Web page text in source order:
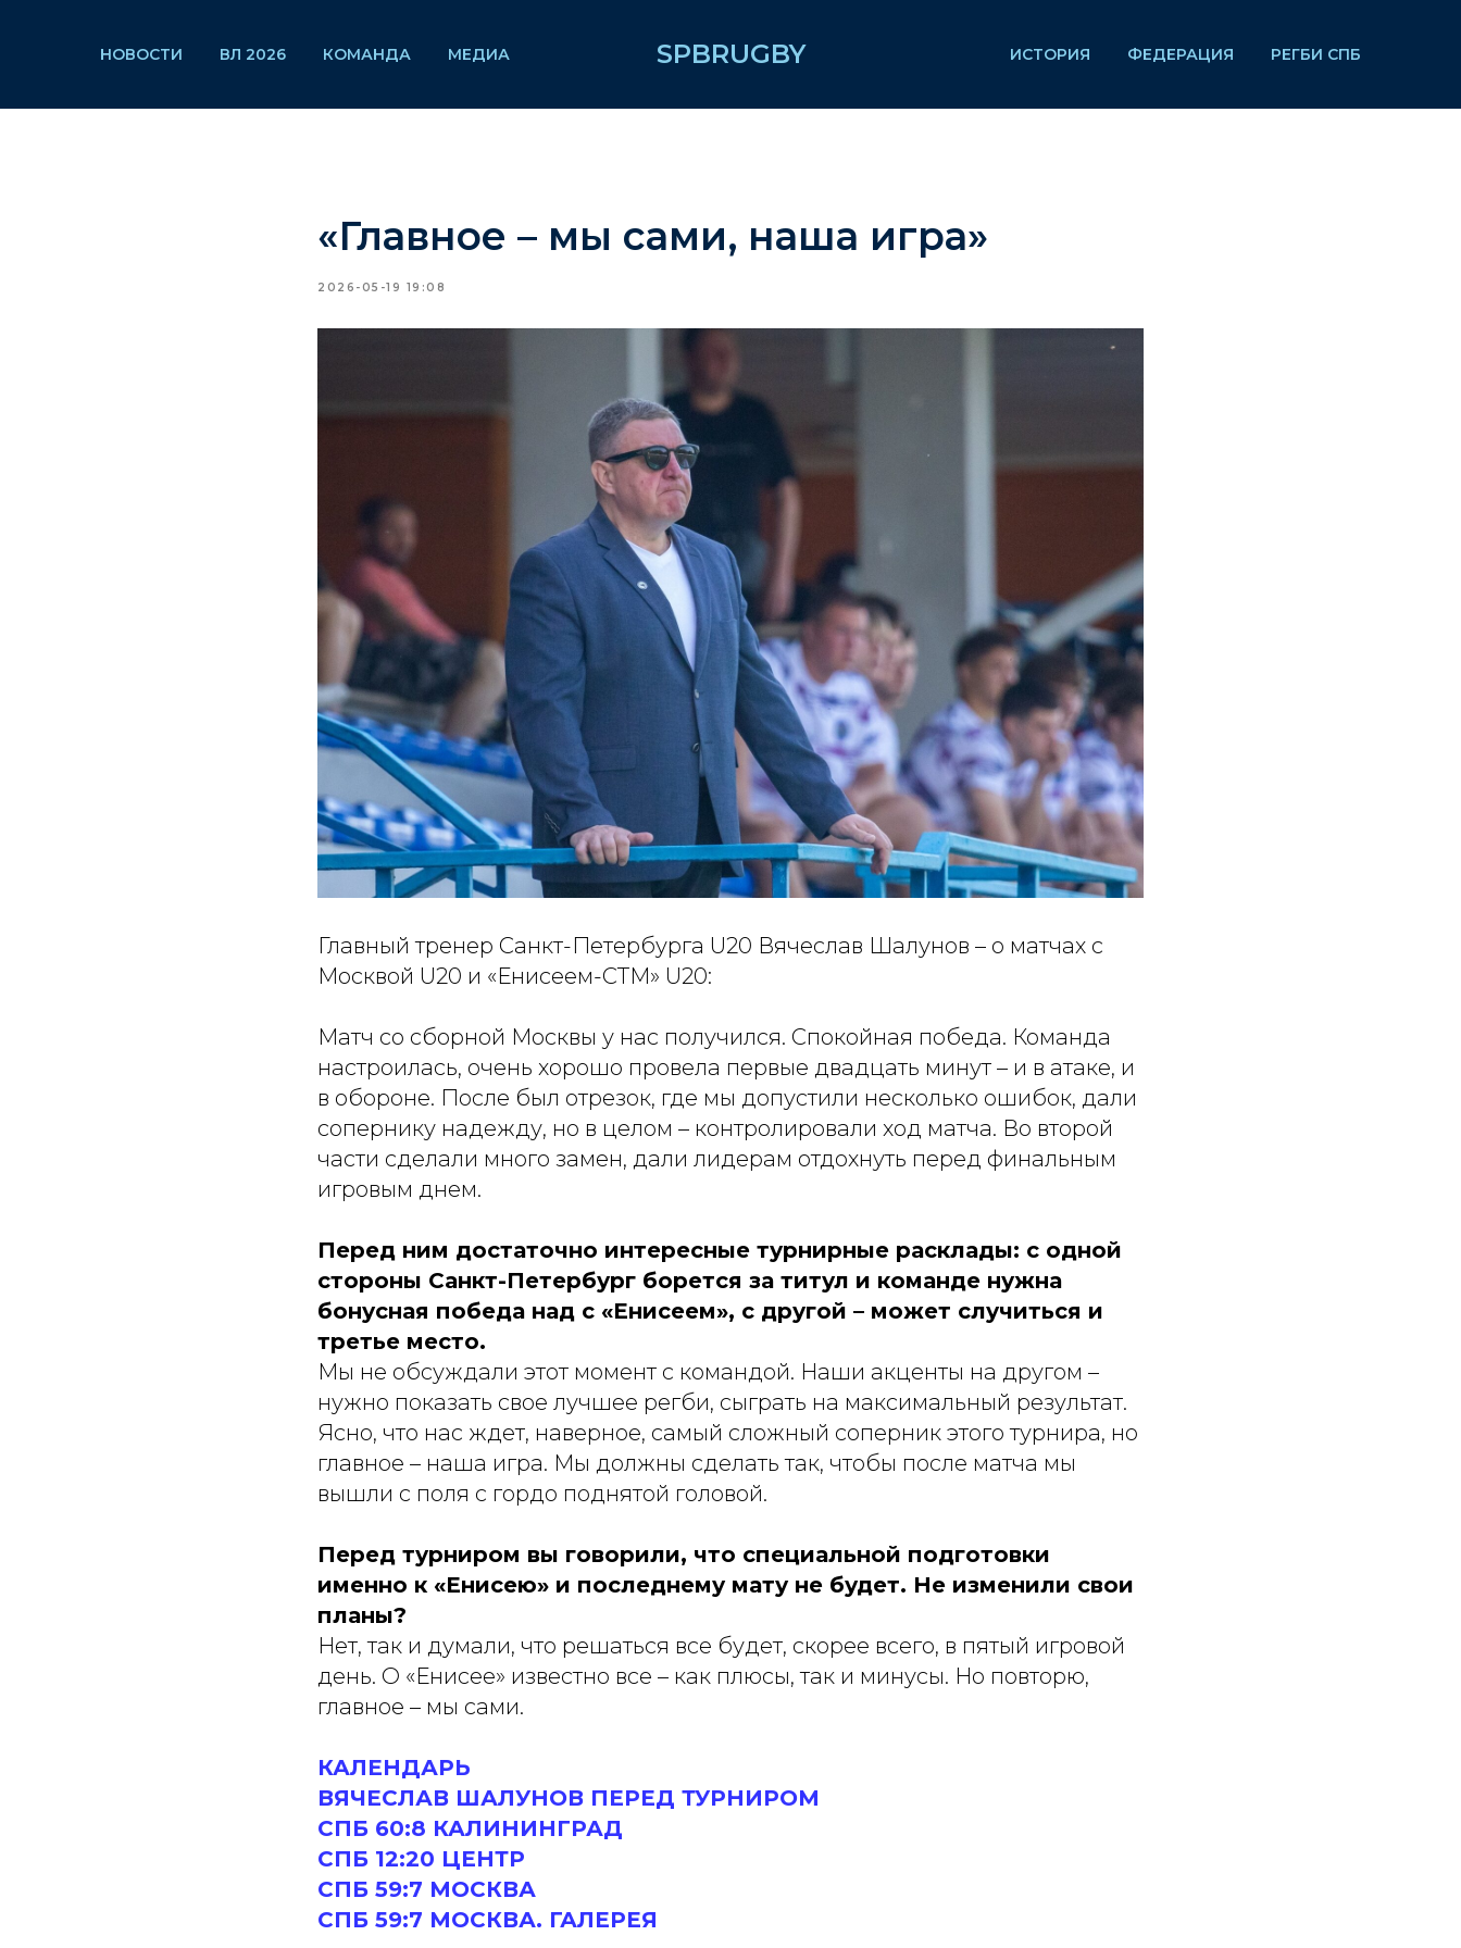
SPBRUGBY
НОВОСТИ ВЛ 2026 КОМАНДА МЕДИА ИСТОРИЯ ФЕДЕРАЦИЯ РЕГБИ СПБ
«Главное – мы сами, наша игра»
2026-05-19 19:08
Главный тренер Санкт-Петербурга U20 Вячеслав Шалунов – о матчах с
Москвой U20 и «Енисеем-СТМ» U20:
Матч со сборной Москвы у нас получился. Спокойная победа. Команда
настроилась, очень хорошо провела первые двадцать минут – и в атаке, и
в обороне. После был отрезок, где мы допустили несколько ошибок, дали
сопернику надежду, но в целом – контролировали ход матча. Во второй
части сделали много замен, дали лидерам отдохнуть перед финальным
игровым днем.
Перед ним достаточно интересные турнирные расклады: с одной
стороны Санкт-Петербург борется за титул и команде нужна
бонусная победа над с «Енисеем», с другой – может случиться и
третье место.
Мы не обсуждали этот момент с командой. Наши акценты на другом –
нужно показать свое лучшее регби, сыграть на максимальный результат.
Ясно, что нас ждет, наверное, самый сложный соперник этого турнира, но
главное – наша игра. Мы должны сделать так, чтобы после матча мы
вышли с поля с гордо поднятой головой.
Перед турниром вы говорили, что специальной подготовки
именно к «Енисею» и последнему мату не будет. Не изменили свои
планы?
Нет, так и думали, что решаться все будет, скорее всего, в пятый игровой
день. О «Енисее» известно все – как плюсы, так и минусы. Но повторю,
главное – мы сами.
КАЛЕНДАРЬ
ВЯЧЕСЛАВ ШАЛУНОВ ПЕРЕД ТУРНИРОМ
СПБ 60:8 КАЛИНИНГРАД
СПБ 12:20 ЦЕНТР
СПБ 59:7 МОСКВА
СПБ 59:7 МОСКВА. ГАЛЕРЕЯ